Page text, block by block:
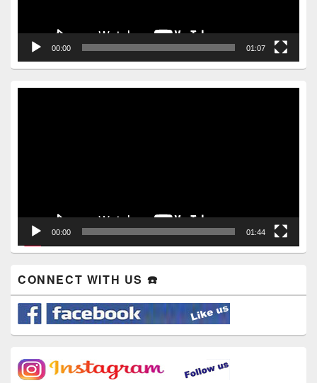
00:00 01:07
00:00 01:44
CONNECT WITH US ☎️